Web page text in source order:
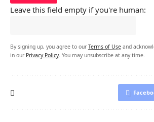
Leave this field empty if you're human:
By signing up, you agree to our Terms of Use and
in our Privacy Policy. You may unsubscribe at any time.